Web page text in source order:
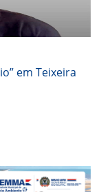
em Teixeira